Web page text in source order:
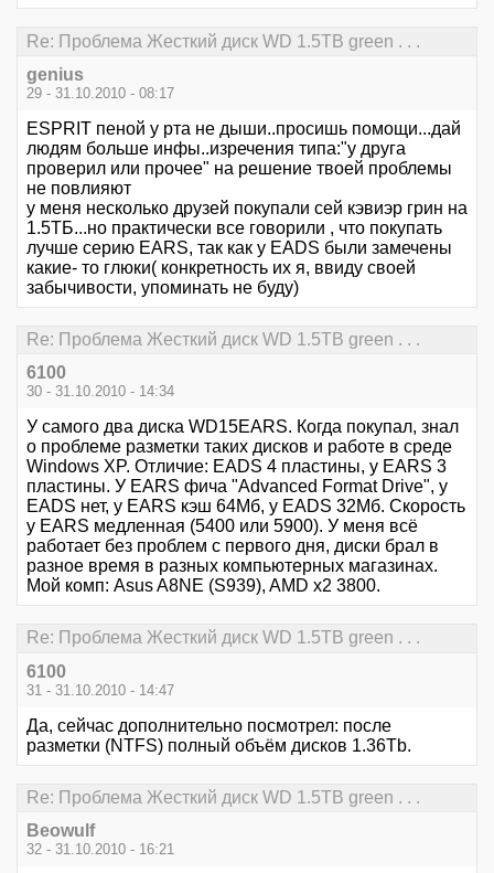
Re: Проблема Жесткий диск WD 1.5TB green . . .
genius
29 - 31.10.2010 - 08:17
ESPRIT пеной у рта не дыши..просишь помощи...дай
людям больше инфы..изречения типа:"у друга
проверил или прочее" на решение твоей проблемы
не повлияют
у меня несколько друзей покупали сей кэвиэр грин на
1.5ТБ...но практически все говорили , что покупать
лучше серию EARS, так как у EADS были замечены
какие- то глюки( конкретность их я, ввиду своей
забычивости, упоминать не буду)
Re: Проблема Жесткий диск WD 1.5TB green . . .
6100
30 - 31.10.2010 - 14:34
У самого два диска WD15EARS. Когда покупал, знал
о проблеме разметки таких дисков и работе в среде
Windows XP. Отличие: EADS 4 пластины, у EARS 3
пластины. У EARS фича "Advanced Format Drive", у
EADS нет, у EARS кэш 64Мб, у EADS 32Мб. Скорость
у EARS медленная (5400 или 5900). У меня всё
работает без проблем с первого дня, диски брал в
разное время в разных компьютерных магазинах.
Мой комп: Asus A8NE (S939), AMD x2 3800.
Re: Проблема Жесткий диск WD 1.5TB green . . .
6100
31 - 31.10.2010 - 14:47
Да, сейчас дополнительно посмотрел: после
разметки (NTFS) полный объём дисков 1.36Tb.
Re: Проблема Жесткий диск WD 1.5TB green . . .
Beowulf
32 - 31.10.2010 - 16:21